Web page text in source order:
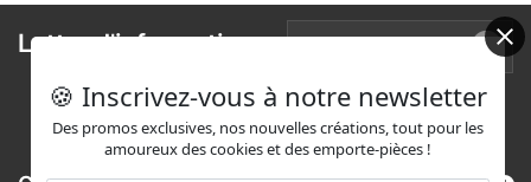
Lettre d'informations
🍪 Inscrivez-vous à notre newsletter
Des promos exclusives, nos nouvelles créations, tout pour les
amoureux des cookies et des emporte-pièces !